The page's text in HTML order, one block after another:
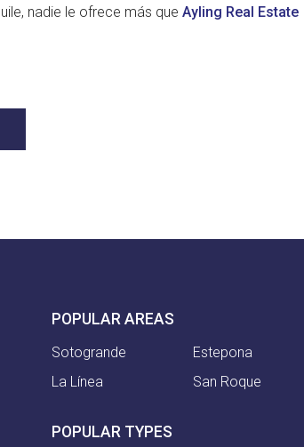
nadie le ofrece más que Ayling Real Estate
POPULAR AREAS
Sotogrande Estepona
La Línea
San Roque
POPULAR TYPES